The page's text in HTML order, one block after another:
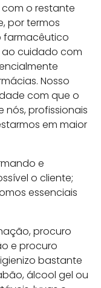
o restante
por termos
farmacêutico
ao cuidado com
Nosso
com que o
nós, profissionais
em maior
e
o cliente;
essenciais
procuro
e procuro
bastante
álcool gel ou